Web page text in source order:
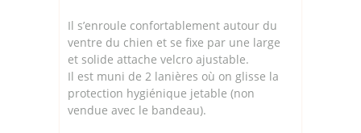
Il s’enroule confortablement autour du
ventre du chien et se fixe par une large
et solide attache velcro ajustable.
Il est muni de 2 lanières où on glisse la
protection hygiénique jetable (non
vendue avec le bandeau).